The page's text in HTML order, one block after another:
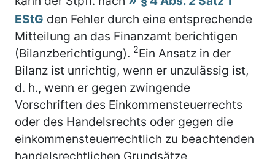
EStG den Fehler durch eine entsprechende
Mitteilung an das Finanzamt berichtigen
(Bilanzberichtigung). 2Ein Ansatz in der
Bilanz ist unrichtig, wenn er unzulässig ist,
d. h., wenn er gegen zwingende
Vorschriften des Einkommensteuerrechts
oder des Handelsrechts oder gegen die
einkommensteuerrechtlich zu beachtenden
handelsrechtlichen Grundsätze